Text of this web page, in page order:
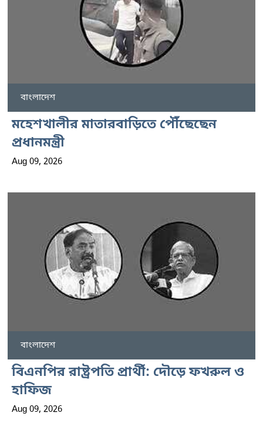
বাংলাদেশ
মহেশখালীর মাতারবাড়িতে পৌঁছেছেন
প্রধানমন্ত্রী
Aug 09, 2026
বাংলাদেশ
বিএনপির রাষ্ট্রপতি প্রার্থী: দৌড়ে ফখরুল ও
হাফিজ
Aug 09, 2026